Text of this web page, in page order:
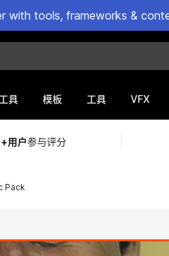
with tools, frameworks &
具 模板 工具 VFX
用户参与评分
Pack